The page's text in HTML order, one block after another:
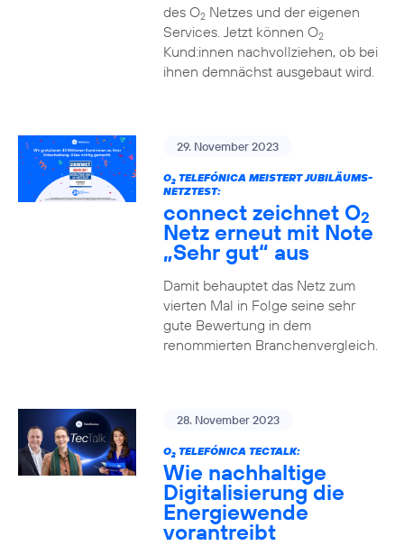
des O2Netzes und der eigenen
Services. Jetzt können O2
Kund:innen nachvollziehen, ob bei
ihnen demnächst ausgebaut wird.
29. November 2023
O2TELEFÓNICA MEISTERT JUBILÄUMS-
NETZTEST:
connect zeichnet O2
Netz erneut mit Note
„Sehr gut“ aus
Damit behauptet das Netz zum
vierten Mal in Folge seine sehr
gute Bewertung in dem
renommierten Branchenvergleich.
28. November 2023
O2TELEFÓNICA TECTALK:
Wie nachhaltige
Digitalisierung die
Energiewende
vorantreibt